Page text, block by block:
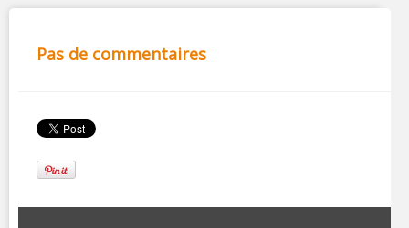
Pas de commentaires